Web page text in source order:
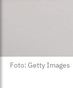
Foto: Getty Images